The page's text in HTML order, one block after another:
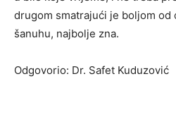
drugom smatrajući je boljom od
šanuhu, najbolje zna.
Odgovorio: Dr. Safet Kuduzović